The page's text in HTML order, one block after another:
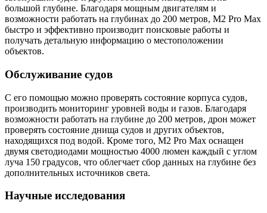
большой глубине. Благодаря мощным двигателям и
возможности работать на глубинах до 200 метров, M2 Pro Max
быстро и эффективно производит поисковые работы и
получать детальную информацию о местоположении
объектов.
Обслуживание судов
С его помощью можно проверять состояние корпуса судов,
производить мониторинг уровней воды и газов. Благодаря
возможности работать на глубине до 200 метров, дрон может
проверять состояние днища судов и других объектов,
находящихся под водой. Кроме того, M2 Pro Max оснащен
двумя светодиодами мощностью 4000 люмен каждый с углом
луча 150 градусов, что облегчает сбор данных на глубине без
дополнительных источников света.
Научные исследования